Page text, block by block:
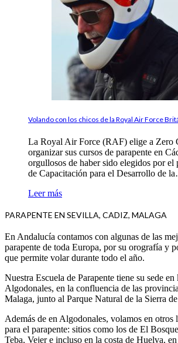
Volando con los chicos de la Royal Air Force
La Royal Air Force (RAF) elige a Zero
organizar sus cursos de parapente en
orgullosos de haber sido elegidos por el
de Capacitación para el Desarrollo de
Leer más
PARAPENTE EN SEVILLA, CADIZ, MALAGA
En Andalucía contamos con algunas de las
parapente de toda Europa, por su orografía y
que permite volar durante todo el año.
Nuestra Escuela de Parapente tiene su sede
Algodonales, en la confluencia de las
Malaga, junto al Parque Natural de la Sierra
Además de en Algodonales, volamos en otros
para el parapente: sitios como los de El
Teba, Vejer e incluso en la costa de Huelva,